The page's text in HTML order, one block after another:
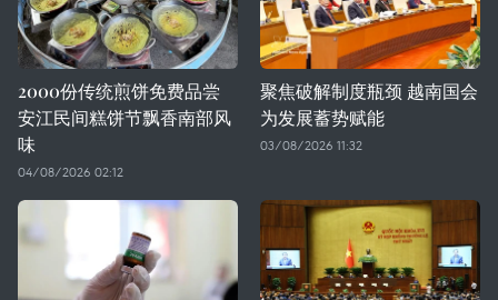
2000份传统煎饼免费品尝
安江民间糕饼节飘香南部风
味
04/08/2026 02:12
聚焦破解制度瓶颈 越南国会
为发展蓄势赋能
03/08/2026 11:32